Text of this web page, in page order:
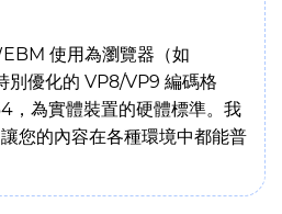
使用為瀏覽器（如
優化的 VP8/VP9 編碼格
，為實體裝置的硬體標準。我
您的內容在各種環境中都能普